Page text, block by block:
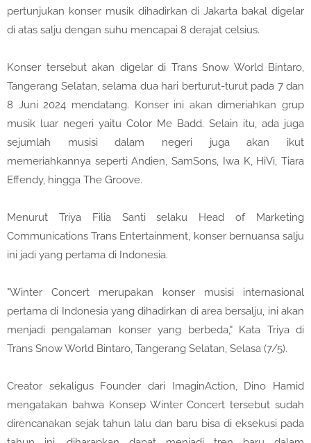
pertunjukan konser musik dihadirkan di Jakarta bakal digelar
di atas salju dengan suhu mencapai 8 derajat celsius.
Konser tersebut akan digelar di Trans Snow World Bintaro,
Tangerang Selatan, selama dua hari berturut-turut pada 7 dan
8 Juni 2024 mendatang. Konser ini akan dimeriahkan grup
musik luar negeri yaitu Color Me Badd. Selain itu, ada juga
sejumlah musisi dalam negeri juga akan ikut
memeriahkannya seperti Andien, SamSons, Iwa K, HiVi, Tiara
Effendy, hingga The Groove.
Menurut Triya Filia Santi selaku Head of Marketing
Communications Trans Entertainment, konser bernuansa salju
ini jadi yang pertama di Indonesia.
"Winter Concert merupakan konser musisi internasional
pertama di Indonesia yang dihadirkan di area bersalju, ini akan
menjadi pengalaman konser yang berbeda," Kata Triya di
Trans Snow World Bintaro, Tangerang Selatan, Selasa (7/5).
Creator sekaligus Founder dari ImaginAction, Dino Hamid
mengatakan bahwa Konsep Winter Concert tersebut sudah
direncanakan sejak tahun lalu dan baru bisa di eksekusi pada